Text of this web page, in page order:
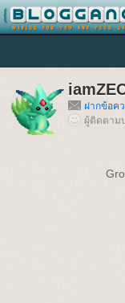
ฝากข้อค
ผู้ติดตาม